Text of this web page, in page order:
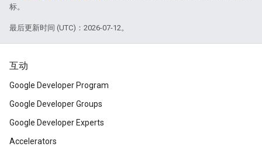
标。
最后更新时间 (UTC)：2026-07-12。
互动
Google Developer Program
Google Developer Groups
Google Developer Experts
Accelerators